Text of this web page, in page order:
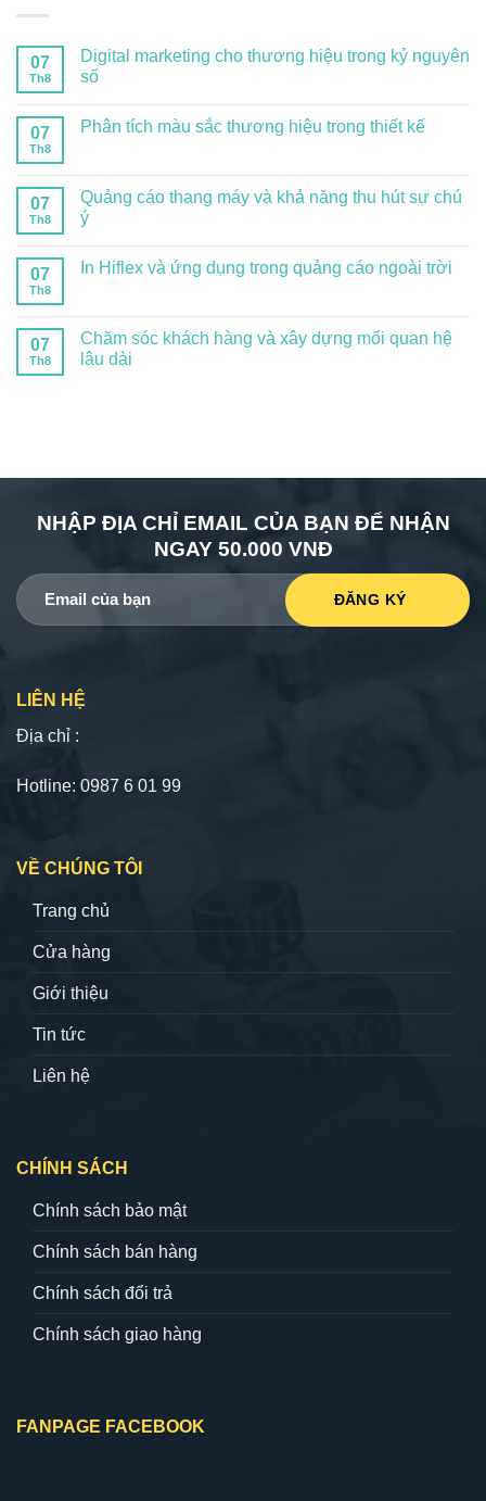
07
Th8
Digital marketing cho thương hiệu trong kỷ nguyên
số
07
Th8
Phân tích màu sắc thương hiệu trong thiết kế
07
Th8
Quảng cáo thang máy và khả năng thu hút sự chú
ý
07
Th8
In Hiflex và ứng dụng trong quảng cáo ngoài trời
07
Th8
Chăm sóc khách hàng và xây dựng mối quan hệ
lâu dài
NHẬP ĐỊA CHỈ EMAIL CỦA BẠN ĐỂ NHẬN
NGAY 50.000 VNĐ
LIÊN HỆ
Địa chỉ :
Hotline: 0987 6 01 99
VỀ CHÚNG TÔI
Trang chủ
Cửa hàng
Giới thiệu
Tin tức
Liên hệ
CHÍNH SÁCH
Chính sách bảo mật
Chính sách bán hàng
Chính sách đổi trả
Chính sách giao hàng
FANPAGE FACEBOOK